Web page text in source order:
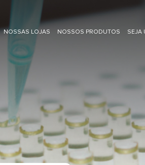
NOSSAS LOJAS NOSSOS PRODUTOS SEJA